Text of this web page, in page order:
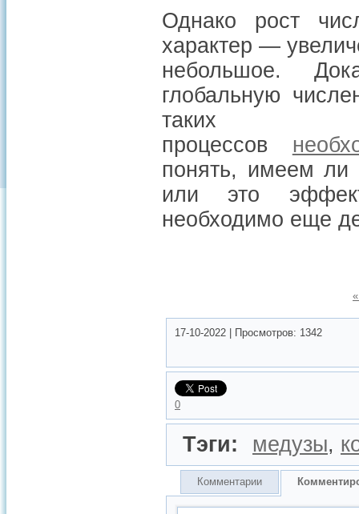
Однако рост
характер —
небольшое.
глобальную
таких
процессов
понять, имеем ли
или это эффект
необходимо еще
17-10-2022 | Просмотров: 1342
0
Тэги: медузы,
Комментарии